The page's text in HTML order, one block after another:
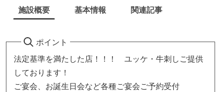
施設概要 基本情報 関連記事
ポイント
法定基準を満たした店！！！ ユッケ・牛刺しご提供
しております！
ご宴会、お誕生日会など各種ご宴会ご予約受付